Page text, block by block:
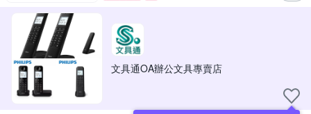
文具通OA辦公文具專賣店